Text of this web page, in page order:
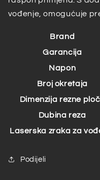
vođenje, omogućuje
Brand
Garancija
Napon
Broj okretaja
Dimenzija rezne
Dubina reza
Laserska zraka za
Podijeli